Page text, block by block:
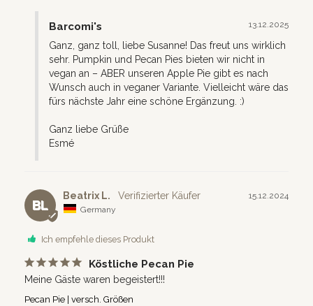
13.12.2025
Barcomi's
Ganz, ganz toll, liebe Susanne! Das freut uns wirklich
sehr. Pumpkin und Pecan Pies bieten wir nicht in
vegan an – ABER unseren Apple Pie gibt es nach
Wunsch auch in veganer Variante. Vielleicht wäre das
fürs nächste Jahr eine schöne Ergänzung. :)
Ganz liebe Grüße
Esmé
BL
15.12.2024
Beatrix L.
Germany
Ich empfehle dieses Produkt
Köstliche Pecan Pie
Meine Gäste waren begeistert!!!
Pecan Pie | versch. Größen